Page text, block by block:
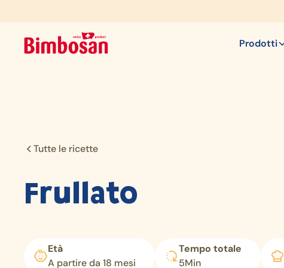
Prodotti
Tutte le ricette
Frullato
Età
A partire da 18 mesi
Tempo totale
5Min